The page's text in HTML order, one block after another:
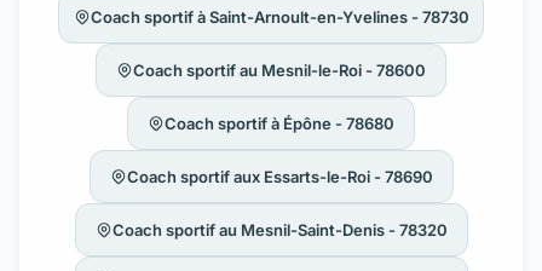
Coach sportif à Saint-Arnoult-en-Yvelines - 78730
Coach sportif au Mesnil-le-Roi - 78600
Coach sportif à Épône - 78680
Coach sportif aux Essarts-le-Roi - 78690
Coach sportif au Mesnil-Saint-Denis - 78320